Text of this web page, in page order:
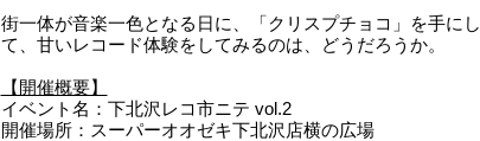
街一体が音楽一色となる日に、「クリスプチョコ」を手にし
て、甘いレコード体験をしてみるのは、どうだろうか。
【開催概要】
イベント名：下北沢レコ市ニテ vol.2
開催場所：スーパーオオゼキ下北沢店横の広場